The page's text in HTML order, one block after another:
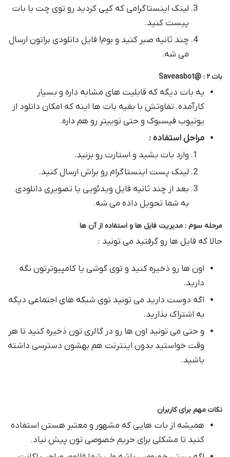
لینک اینستاگرامی که کپی کردید رو توی چت با بات
پیست کنید.
چند ثانیه صبر کنید و بوم! فایل دانلودی براتون ارسال
می شه.
بات ۲ : @Saveasbot
یه بات دیگه که قابلیت های مشابه داره و بسیار
کارآمده. تفاوتش با بقیه بات ها اینه که امکان دانلود از
یوتیوب فیسبوک و حتی توییتر رو هم داره.
مراحل استفاده :
وارد بات بشید و استارت رو بزنید.
لینک پست اینستاگرام رو براش ارسال کنید.
بعد از چند ثانیه فایل ویدئویی یا تصویری دانلودی
به شما تحویل داده می شه.
مرحله سوم : مدیریت فایل ها و استفاده از آن ها
حالا که فایل ها رو گرفتید می تونید :
اون ها رو ذخیره کنید و توی گوشی یا کامپیوترتون نگه
دارید.
اگه دوست دارید می تونید توی شبکه های اجتماعی دیگه
به اشتراک بذارید.
و حتی می تونید اون ها رو در گالری تون ذخیره کنید تا هر
وقت خواستید بدون اینترنت هم بهشون دسترسی داشته
باشید.
نکات مهم برای کاربران
همیشه از بات هایی که مشهور و معتبر هستن استفاده
کنید تا مشکلی برای حریم خصوصی تون پیش نیاد.